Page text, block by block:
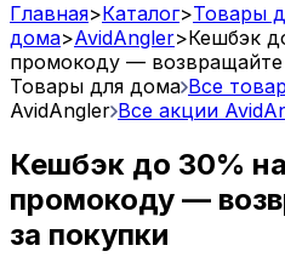
Главная>Каталог>Товары
дома>AvidAngler>Кешбэк
промокоду — возвращайте
Товары для дома Все
AvidAngler Все акции
Кешбэк до 30%
промокоду —
за покупки